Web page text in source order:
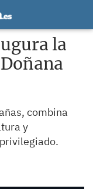
la
combina
y